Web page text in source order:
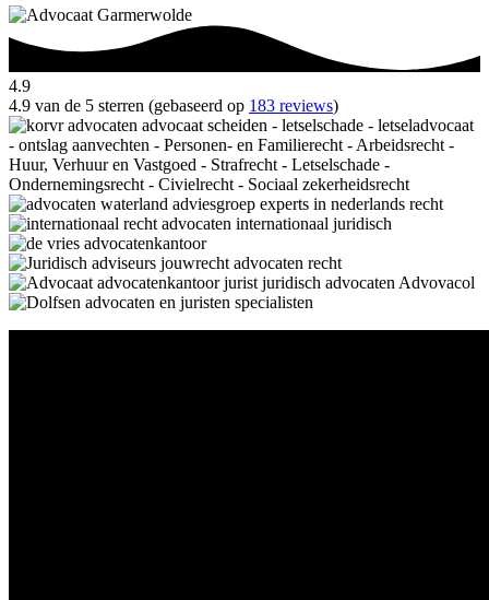
4.9
4.9 van de 5 sterren (gebaseerd op 183 reviews)